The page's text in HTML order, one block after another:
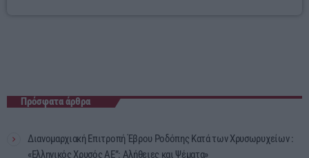
Πρόσφατα άρθρα
Διανομαρχιακή Επιτροπή Έβρου Ροδόπης Κατά των Χρυσωρυχείων :
«Ελληνικός Χρυσός ΑΕ”: Αλήθειες και Ψέματα»